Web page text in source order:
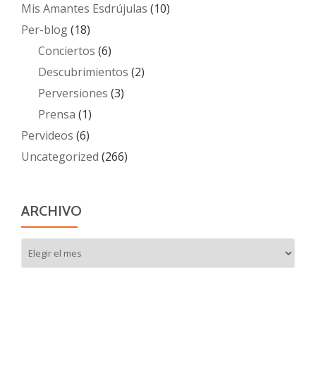
Mis Amantes Esdrújulas (10)
Per-blog(18)
Conciertos (6)
Descubrimientos (2)
Perversiones (3)
Prensa (1)
Pervideos (6)
Uncategorized (266)
ARCHIVO